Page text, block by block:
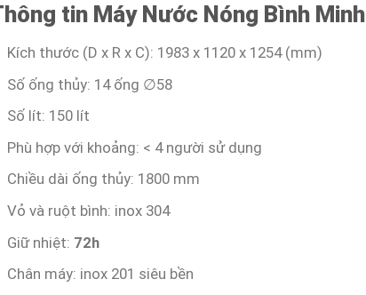
tin Máy Nước Nóng Bình Minh
Kích thước (D x R x C): 1983 x 1120 x 1254 (mm)
Số ống thủy: 14 ống ∅58
Số lít: 150 lít
Phù hợp với khoảng: < 4 người sử dụng
Chiều dài ống thủy: 1800 mm
Vỏ và ruột bình: inox 304
Giữ nhiệt: 72h
Chân máy: inox 201 siêu bền